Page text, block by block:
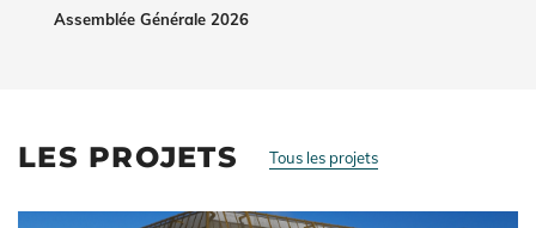
Assemblée Générale 2026
LES PROJETS Tous les projets